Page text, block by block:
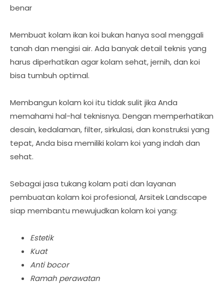
benar
Membuat kolam ikan koi bukan hanya soal menggali
tanah dan mengisi air. Ada banyak detail teknis yang
harus diperhatikan agar kolam sehat, jernih, dan koi
bisa tumbuh optimal.
Membangun kolam koi itu tidak sulit jika Anda
memahami hal-hal teknisnya. Dengan memperhatikan
desain, kedalaman, filter, sirkulasi, dan konstruksi yang
tepat, Anda bisa memiliki kolam koi yang indah dan
sehat.
Sebagai jasa tukang kolam pati dan layanan
pembuatan kolam koi profesional, Arsitek Landscape
siap membantu mewujudkan kolam koi yang:
Estetik
Kuat
Anti bocor
Ramah perawatan